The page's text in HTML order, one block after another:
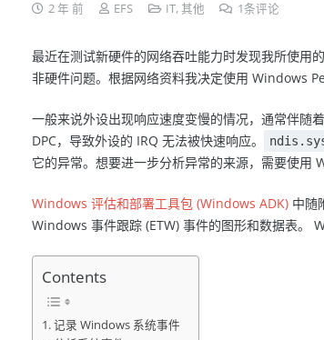
2 年 前 EFS IT,其他 1条评论
最近在测试新硬件的网络吞吐能力时发现我所使用
非硬件问题。根据网络资料我决定使用 Windows
一般来说外设出现响应速度变慢的情况，通常伴随
DPC，导致外设的 IRQ 无法被快速响应。
它的异常。想要进一步分析异常的来源，需要使用
Windows 评估和部署工具包 (Windows ADK) 中随
Windows 事件跟踪 (ETW) 事件的图形和数据表。
Contents
记录 Windows 系统事件